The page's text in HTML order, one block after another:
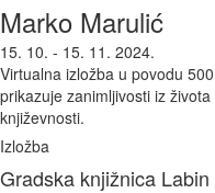
Marko Marulić
15. 10. - 15. 11. 2024.
Virtualna izložba u povodu
prikazuje zanimljivosti iz
književnosti.
Izložba
Gradska knjižnica Labin